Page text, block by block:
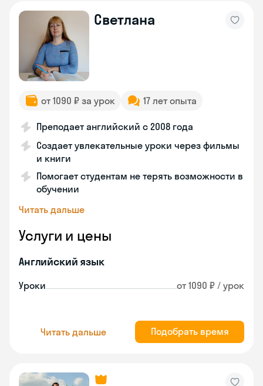
Светлана
от 1090 ₽ за урок 17 лет опыта
Преподает английский с 2008 года
Создает увлекательные уроки через фильмы
и книги
Помогает студентам не терять возможности в
обучении
Читать дальше
Услуги и цены
Английский язык
Уроки от 1090 ₽ / урок
Читать дальше Подобрать время